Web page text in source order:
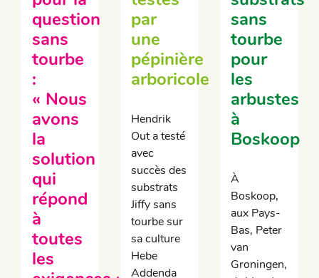
question
sans
tourbe
:
« Nous
avons
la
solution
qui
répond
à
toutes
les
par
une
pépinière
arboricole
Hendrik
Out a testé
avec
succès des
substrats
Jiffy sans
tourbe sur
sa culture
Hebe
Addenda
sans
tourbe
pour
les
arbustes
à
Boskoop
À
Boskoop,
aux Pays-
Bas, Peter
van
Groningen,